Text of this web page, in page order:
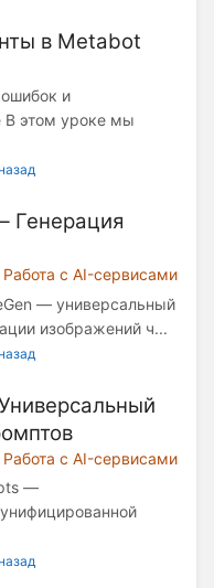
в Metabot
ошибок и
В этом уроке мы
Генерация
с AI-сервисами
— универсальный
изображений ч...
с AI-сервисами
—